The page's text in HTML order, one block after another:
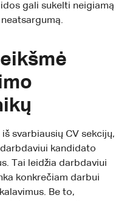
gali sukelti neigiamą
svarbiausių CV sekcijų,
kandidato
Tai leidžia darbdaviui
konkrečiam darbui
Be to,